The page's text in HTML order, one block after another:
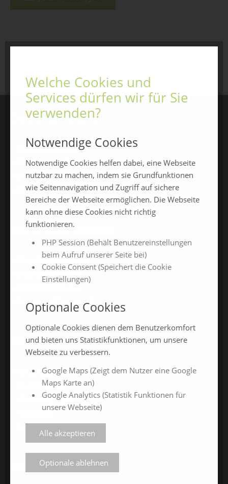
CHAMLAND MESSEN
ChamlandSchau
ChamLandleben
ChamlandBau
ChamlandCareer
ONLINE-JAHRESMESSEN
ChamlandSchau24
ChamlandVital24
ChamlandBau24
ChamlandCareer24
ÜBER UNS
Veranstalter
Messe-News
Medienspiegel
Facebook
Instagram
SERVICE
Welche Cookies und
Services dürfen wir für Sie
verwenden?
Notwendige Cookies
Notwendige Cookies helfen dabei, eine Webseite
nutzbar zu machen, indem sie Grundfunktionen
wie Seitennavigation und Zugriff auf sichere
Bereiche der Webseite ermöglichen. Die Webseite
kann ohne diese Cookies nicht richtig
funktionieren.
PHP Session (Behält Benutzereinstellungen
beim Aufruf unserer Seite bei)
Cookie Consent (Speichert die Cookie
Einstellungen)
Optionale Cookies
Optionale Cookies dienen dem Benutzerkomfort
und bieten uns Statistikfunktionen, um unsere
Webseite zu verbessern.
Google Maps (Zeigt dem Nutzer eine Google
Maps Karte an)
Google Analytics (Statistik Funktionen für
unsere Webseite)
Alle akzeptieren
Optionale ablehnen